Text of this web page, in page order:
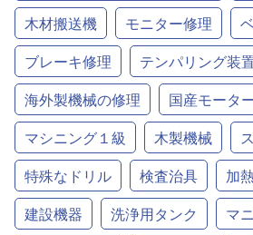
木材搬送機
モニター修理
ブレーキ修理
テンパリング装
海外製機械の修理
国産モータ
マシニング１級
木製機械
特殊なドリル
検査治具
加
建設機器
洗浄用タンク
マ